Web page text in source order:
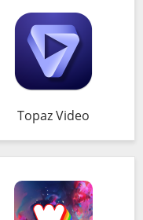
Topaz Video